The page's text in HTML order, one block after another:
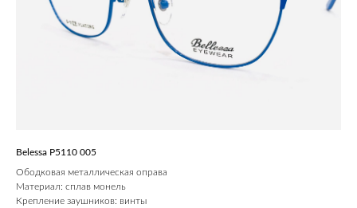
Belessa P5110 005
Ободковая металлическая оправа
Материал: сплав монель
Крепление заушников: винты